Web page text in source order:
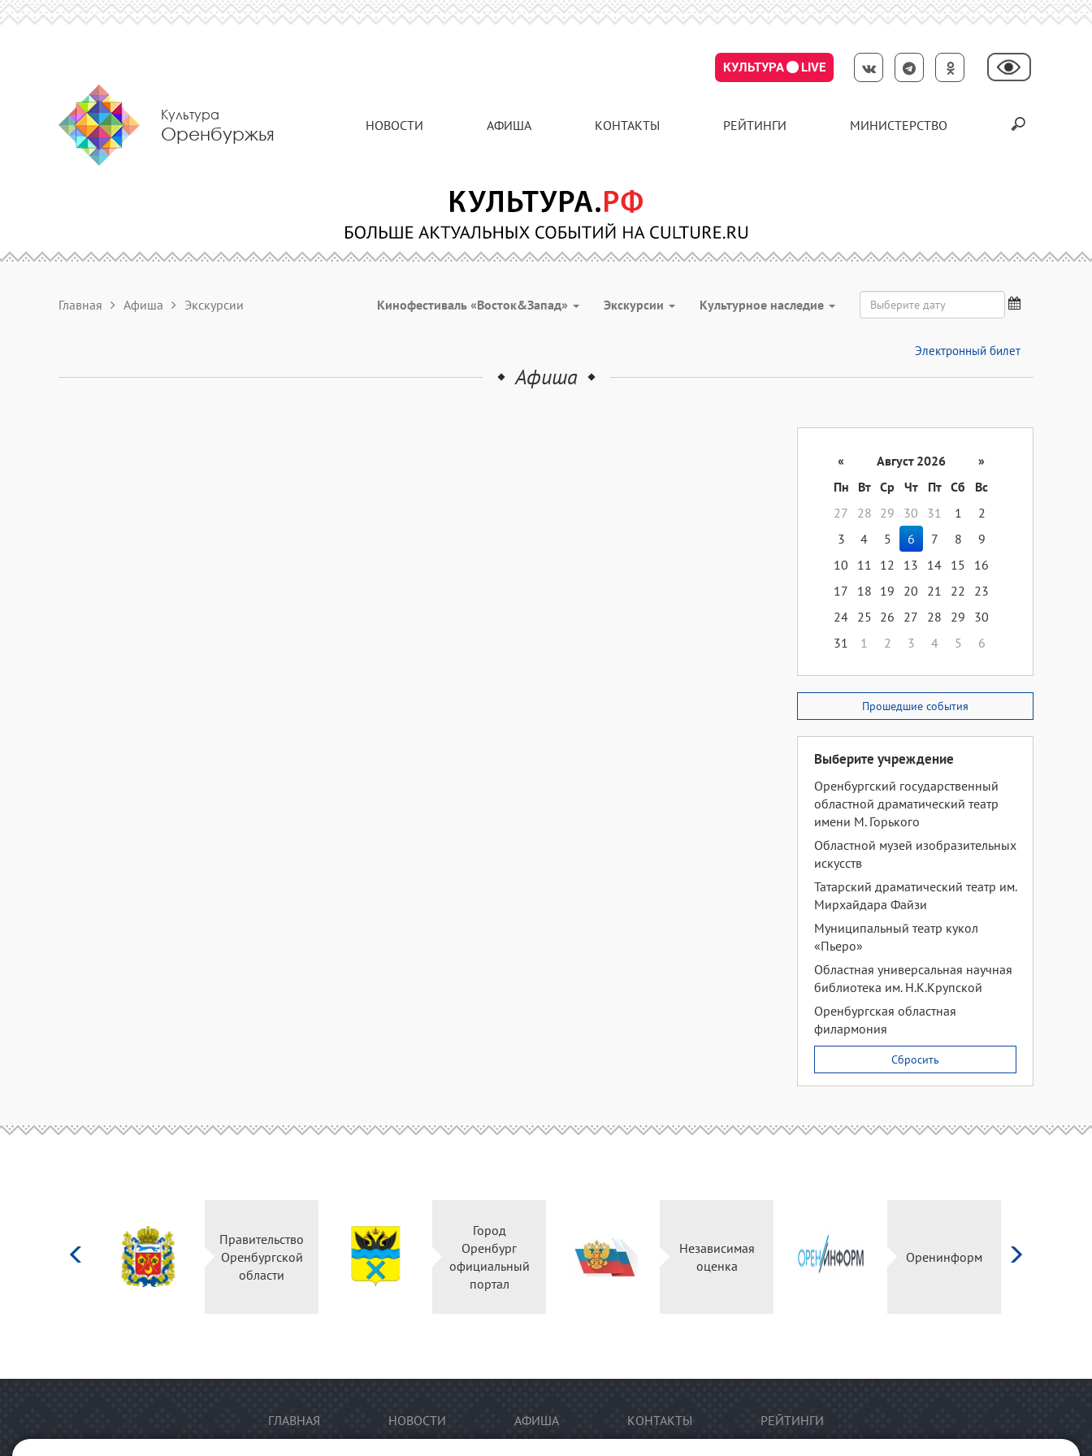
КУЛЬТУРА LIVE
Культура
Оренбуржья НОВОСТИ АФИША КОНТАКТЫ РЕЙТИНГИ МИНИСТЕРСТВО
Главная Афиша Экскурсии Кинофестиваль «Восток&Запад» Экскурсии Культурное наследие
Электронный билет
Афиша
« Август 2026
»
Пн
Вт Ср Чт Пт Сб
Вс
27
28 29 30 31 1
2
3
4 5 6 7 8
9
10
11 12 13 14 15
16
17
18 19 20 21 22
23
24 25 26 27 28 29
30
31
1 2 3 4 5 6
Прошедшие события
Выберите учреждение
Оренбургский государственный
областной драматический театр
имени М. Горького
Областной музей изобразительных
искусств
Татарский драматический театр им.
Мирхайдара Файзи
Муниципальный театр кукол
«Пьеро»
Областная универсальная научная
библиотека им. Н.К.Крупской
Оренбургская областная
филармония
Сбросить
Правительство
Оренбургской
области
Город
Оренбург
официальный
портал
Независимая
оценка
Оренинформ
ГЛАВНАЯ НОВОСТИ АФИША КОНТАКТЫ РЕЙТИНГИ